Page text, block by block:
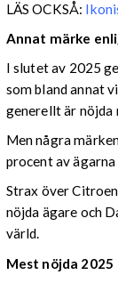
LÄS OCKSÅ:
Annat märke
I slutet av 2025
som bland annat
generellt är nöjda
Men några
procent av
Strax över
nöjda ägare och
värld.
Mest nöjda 2025